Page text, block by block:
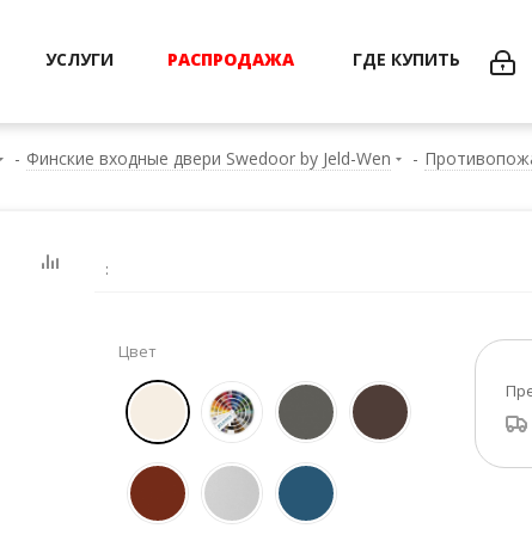
УСЛУГИ РАСПРОДАЖА ГДЕ КУПИТЬ
- Финские входные двери Swedoor by Jeld-Wen -
:
Цвет